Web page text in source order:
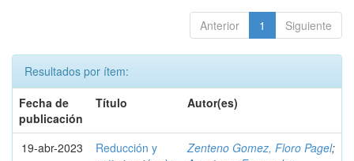
Anterior 1 Siguiente
Resultados por ítem:
Fecha de
publicación
Título Autor(es)
19-abr-2023
Reducción y
Zenteno Gomez, Floro Pagel;